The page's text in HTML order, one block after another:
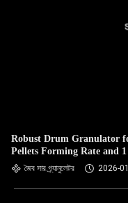
Robust Drum Granulator
Pellets Forming Rate and
জৈব সার গ্র্যানুলেটর 2026-